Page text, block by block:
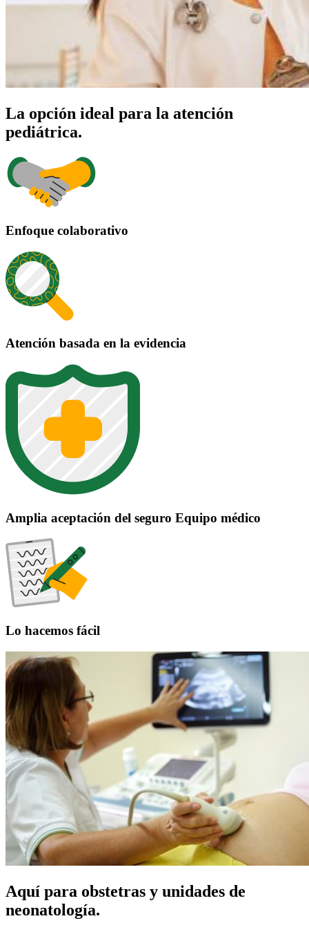
La opción ideal para la atención
pediátrica.
Enfoque colaborativo
Atención basada en la evidencia
Amplia aceptación del seguro Equipo médico
Lo hacemos fácil
Aquí para obstetras y unidades de
neonatología.